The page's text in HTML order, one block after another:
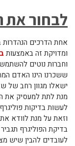
לבחור את
אחת הדרכים הנהדרות
ומדויקת זה באמצעות
וחברות נוטים
ששכרנו הינו האדם
ישאלו מגוון רחב של
מנת לתת למעסיק את
לעשות בדיקות
וזאת על מנת לוודא
בדיקת הפוליגרף
לעובדים להבין שיש